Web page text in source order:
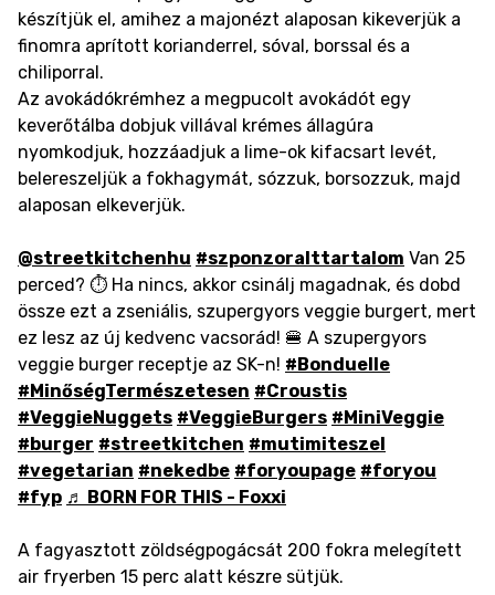
készítjük el, amihez a majonézt alaposan kikeverjük a
finomra aprított korianderrel, sóval, borssal és a
chiliporral.
Az avokádókrémhez a megpucolt avokádót egy
keverőtálba dobjuk villával krémes állagúra
nyomkodjuk, hozzáadjuk a lime-ok kifacsart levét,
belereszeljük a fokhagymát, sózzuk, borsozzuk, majd
alaposan elkeverjük.
@streetkitchenhu #szponzoralttartalom Van 25
perced? ⏱ Ha nincs, akkor csinálj magadnak, és dobd
össze ezt a zseniális, szupergyors veggie burgert, mert
ez lesz az új kedvenc vacsorád! 🍔 A szupergyors
veggie burger receptje az SK-n! #Bonduelle
#MinőségTermészetesen #Croustis
#VeggieNuggets #VeggieBurgers #MiniVeggie
#burger #streetkitchen #mutimiteszel
#vegetarian #nekedbe #foryoupage #foryou
#fyp ♬ BORN FOR THIS - Foxxi
A fagyasztott zöldségpogácsát 200 fokra melegített
air fryerben 15 perc alatt készre sütjük.